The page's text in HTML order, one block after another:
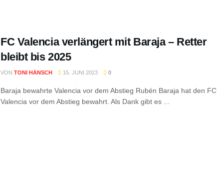
FC Valencia verlängert mit Baraja – Retter
bleibt bis 2025
VON TONI HÄNSCH 15. JUNI 2023 0
Baraja bewahrte Valencia vor dem Abstieg Rubén Baraja hat den FC
Valencia vor dem Abstieg bewahrt. Als Dank gibt es ...